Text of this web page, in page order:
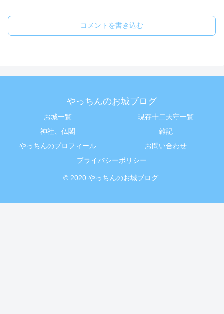
コメントを書き込む
やっちんのお城ブログ
お城一覧
現存十二天守一覧
神社、仏閣
雑記
やっちんのプロフィール
お問い合わせ
プライバシーポリシー
© 2020 やっちんのお城ブログ.